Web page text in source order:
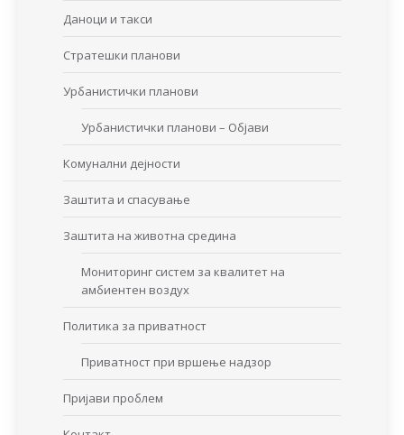
Даноци и такси
Стратешки планови
Урбанистички планови
Урбанистички планови – Објави
Комунални дејности
Заштита и спасување
Заштита на животна средина
Мониторинг систем за квалитет на
амбиентен воздух
Политика за приватност
Приватност при вршење надзор
Пријави проблем